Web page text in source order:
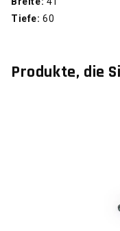
Tiefe: 60
Produkte, die